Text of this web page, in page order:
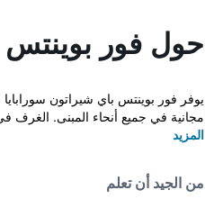
حول فور بوينتس
يوفر فور بوينتس باي شيراتون
مجانية في جميع أنحاء المبنى. الغرف
المزيد
من الجيد أن تعلم